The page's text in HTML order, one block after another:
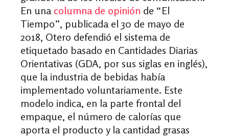
En una columna de opinión de “El
Tiempo”, publicada el 30 de mayo de
2018, Otero defendió el sistema de
etiquetado basado en Cantidades Diarias
Orientativas (GDA, por sus siglas en inglés),
que la industria de bebidas había
implementado voluntariamente. Este
modelo indica, en la parte frontal del
empaque, el número de calorías que
aporta el producto y la cantidad grasas